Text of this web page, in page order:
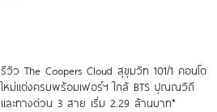
รีวิว The Coopers Cloud สุขุมวิท 101/1 คอนโด
ใหม่แต่งครบพร้อมเฟอร์ฯ ใกล้ BTS ปุณณวิถี
และทางด่วน 3 สาย เริ่ม 2.29 ล้านบาท*